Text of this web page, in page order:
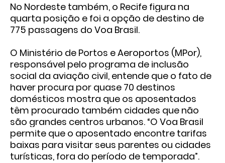
No Nordeste também, o Recife figura na
quarta posição e foi a opção de destino de
775 passagens do Voa Brasil.
O Ministério de Portos e Aeroportos (MPor),
responsável pelo programa de inclusão
social da aviação civil, entende que o fato de
haver procura por quase 70 destinos
domésticos mostra que os aposentados
têm procurado também cidades que não
são grandes centros urbanos. “O Voa Brasil
permite que o aposentado encontre tarifas
baixas para visitar seus parentes ou cidades
turísticas, fora do período de temporada”.